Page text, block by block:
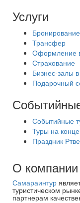
Услуги
Трансфер
Оформление
Страхование
Бизнес-залы
Подарочный
Событийные
Туры на
Праздник
О компании
Самараинтур
туристическом
партнерам